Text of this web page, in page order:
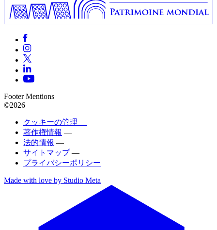
Footer Mentions
©2026
クッキーの管理 —
著作権情報 —
法的情報 —
サイトマップ —
プライバシーポリシー
Made with love by Studio Meta